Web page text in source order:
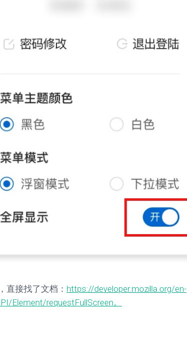
家
桶
JS-
图
背
移
噪
直接找了文档： https://developer.mozilla.org/en-
Element/requestFullScreen。